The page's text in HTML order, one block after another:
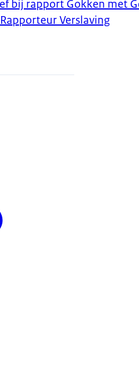
bij rapport Gokken met
Verslaving